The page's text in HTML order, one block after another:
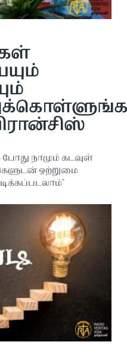
நாமும் கடவுள்
ஒற்றுமை